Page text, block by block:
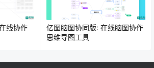
线协作
亿图脑图协同版: 在线脑图协作
思维导图工具